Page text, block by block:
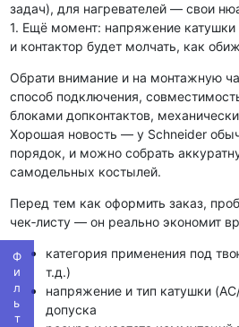
Фильтр
задач), для нагревателей — свои
1. Ещё момент: напряжение
и контактор будет молчать, как
Обрати внимание и на монтажную
способ подключения,
блоками допконтактов,
Хорошая новость — у Schneider
порядок, и можно собрать
самодельных костылей.
Перед тем как оформить заказ,
чек‑листу — он реально экономит
категория применения под
т.д.)
напряжение и тип катушки
допуска